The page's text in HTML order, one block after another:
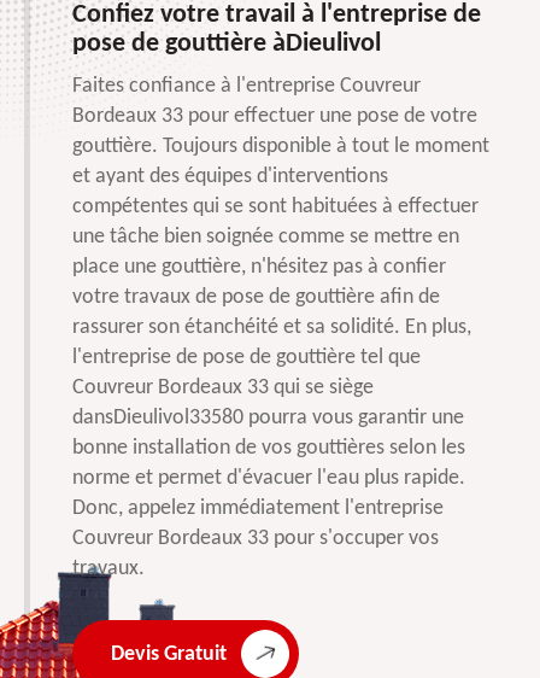
Confiez votre travail à l'entreprise de
pose de gouttière àDieulivol
Faites confiance à l'entreprise Couvreur
Bordeaux 33 pour effectuer une pose de votre
gouttière. Toujours disponible à tout le moment
et ayant des équipes d'interventions
compétentes qui se sont habituées à effectuer
une tâche bien soignée comme se mettre en
place une gouttière, n'hésitez pas à confier
votre travaux de pose de gouttière afin de
rassurer son étanchéité et sa solidité. En plus,
l'entreprise de pose de gouttière tel que
Couvreur Bordeaux 33 qui se siège
dansDieulivol33580 pourra vous garantir une
bonne installation de vos gouttières selon les
norme et permet d'évacuer l'eau plus rapide.
Donc, appelez immédiatement l'entreprise
Couvreur Bordeaux 33 pour s'occuper vos
travaux.
Devis Gratuit